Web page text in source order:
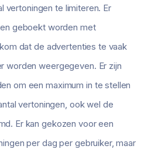
vertoningen te limiteren. Er
geboekt worden met
dat de advertenties te vaak
worden weergegeven. Er zijn
om een maximum in te stellen
vertoningen, ook wel de
Er kan gekozen voor een
per dag per gebruiker, maar